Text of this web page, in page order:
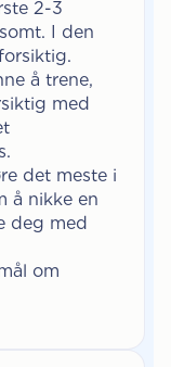
2-3
I den
å trene,
med
det meste i
å nikke en
deg med
om